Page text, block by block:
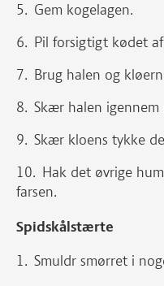
Gem kogelagen.
Pil forsigtigt kødet
Brug halen og
Skær halen igennem
Skær kloens tykke
Hak det øvrige
farsen.
Spidskålstærte
Smuldr smørret i